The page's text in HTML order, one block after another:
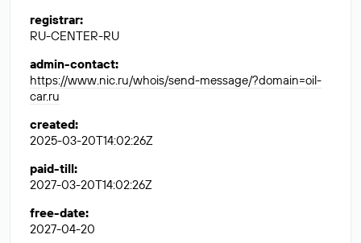
registrar:
RU-CENTER-RU
admin-contact:
https://www.nic.ru/whois/send-message/?domain=oil-
car.ru
created:
2025-03-20T14:02:26Z
paid-till:
2027-03-20T14:02:26Z
free-date:
2027-04-20